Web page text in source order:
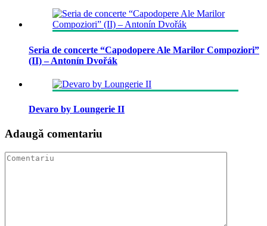
Seria de concerte “Capodopere Ale Marilor Compoziori”
(II) – Antonín Dvořák
Devaro by Loungerie II
Adaugă comentariu